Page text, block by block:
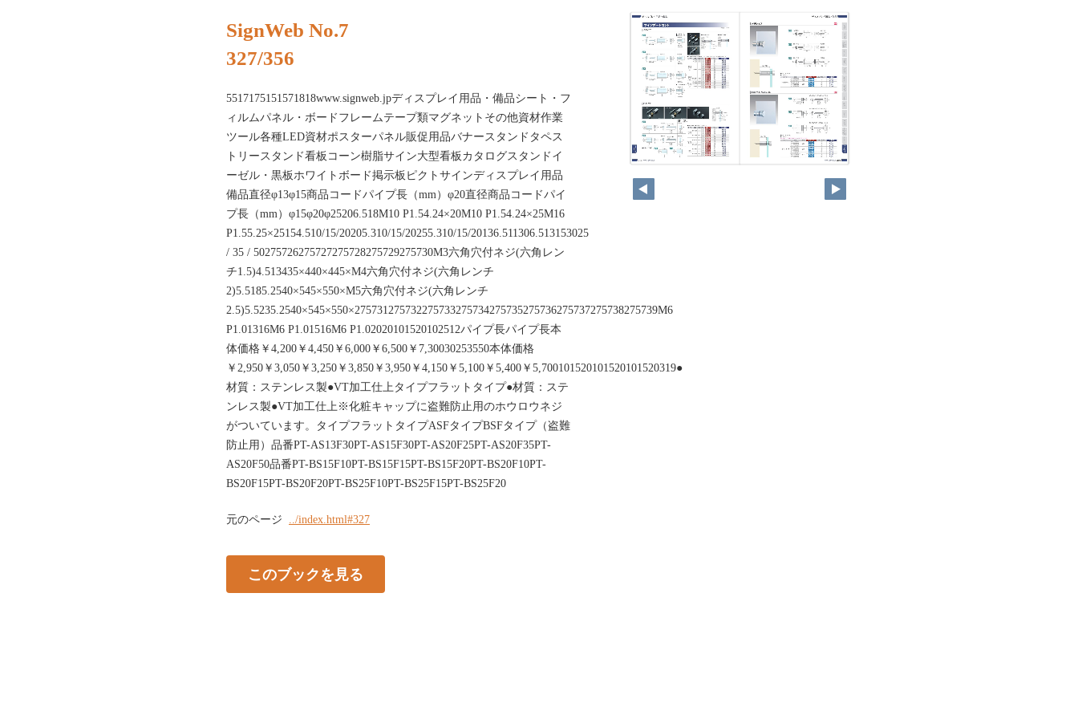
SignWeb No.7
327/356
5517175151571818www.signweb.jpディスプレイ用品・備品シート・フ
ィルムパネル・ボードフレームテープ類マグネットその他資材作業
ツール各種LED資材ポスターパネル販促用品バナースタンドタペス
トリースタンド看板コーン樹脂サイン大型看板カタログスタンドイ
ーゼル・黒板ホワイトボード掲示板ピクトサインディスプレイ用品
備品直径φ13φ15商品コードパイプ長（mm）φ20直径商品コードパイ
プ長（mm）φ15φ20φ25206.518M10 P1.54.24×20M10 P1.54.24×25M16
P1.55.25×25154.510/15/20205.310/15/20255.310/15/20136.511306.513153025
/ 35 / 50275726275727275728275729275730M3六角穴付ネジ(六角レン
チ1.5)4.513435×440×445×M4六角穴付ネジ(六角レンチ
2)5.5185.2540×545×550×M5六角穴付ネジ(六角レンチ
2.5)5.5235.2540×545×550×275731275732275733275734275735275736275737275738275739M6
P1.01316M6 P1.01516M6 P1.02020101520102512パイプ長パイプ長本
体価格￥4,200￥4,450￥6,000￥6,500￥7,30030253550本体価格
￥2,950￥3,050￥3,250￥3,850￥3,950￥4,150￥5,100￥5,400￥5,700101520101520101520319●
材質：ステンレス製●VT加工仕上タイプフラットタイプ●材質：ステ
ンレス製●VT加工仕上※化粧キャップに盗難防止用のホウロウネジ
がついています。タイプフラットタイプASFタイプBSFタイプ（盗難
防止用）品番PT-AS13F30PT-AS15F30PT-AS20F25PT-AS20F35PT-
AS20F50品番PT-BS15F10PT-BS15F15PT-BS15F20PT-BS20F10PT-
BS20F15PT-BS20F20PT-BS25F10PT-BS25F15PT-BS25F20
元のページ ../index.html#327
このブックを見る